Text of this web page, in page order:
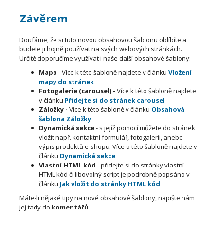
Závěrem
Doufáme, že si tuto novou obsahovou šablonu oblíbíte a
budete ji hojně používat na svých webových stránkách.
Určitě doporučíme využívat i naše další obsahové šablony:
Mapa - Více k této šabloně najdete v článku Vložení
mapy do stránek
Fotogalerie (carousel) - Více k této šabloně najdete
v článku Přidejte si do stránek carousel
Záložky - Více k této šabloně v článku Obsahová
šablona Záložky
Dynamická sekce- s jejíž pomocí můžete do stránek
vložit např. kontaktní formulář, fotogalerii, anebo
výpis produktů e-shopu. Více o této šabloně najdete v
článku Dynamická sekce
Vlastní HTML kód - přidejte si do stránky vlastní
HTML kód či libovolný script je podrobně popsáno v
článku Jak vložit do stránky HTML kód
Máte-li nějaké tipy na nové obsahové šablony, napište nám
jej tady do komentářů.